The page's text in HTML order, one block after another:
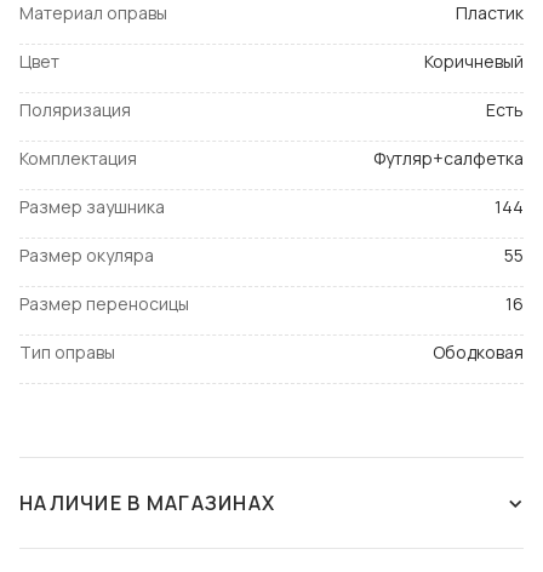
Материал оправы Пластик
Цвет Коричневый
Поляризация Есть
Комплектация Футляр+салфетка
Размер заушника 144
Размер окуляра 55
Размер переносицы 16
Тип оправы Ободковая
НАЛИЧИЕ В МАГАЗИНАХ